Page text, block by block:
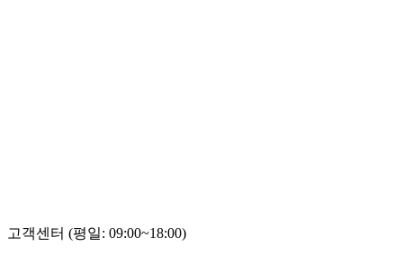
고객센터 (평일: 09:00~18:00)